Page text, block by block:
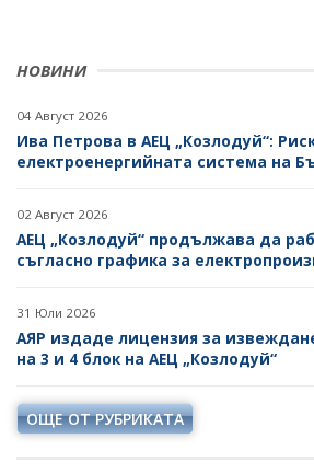
НОВИНИ
04 Август 2026
Ива Петрова в АЕЦ „Козлодуй“:
електроенергийната система на
02 Август 2026
АЕЦ „Козлодуй“ продължава да
съгласно графика за
31 Юли 2026
АЯР издаде лицензия за
на 3 и 4 блок на АЕЦ „Козлодуй“
ОЩЕ ОТ РУБРИКАТА